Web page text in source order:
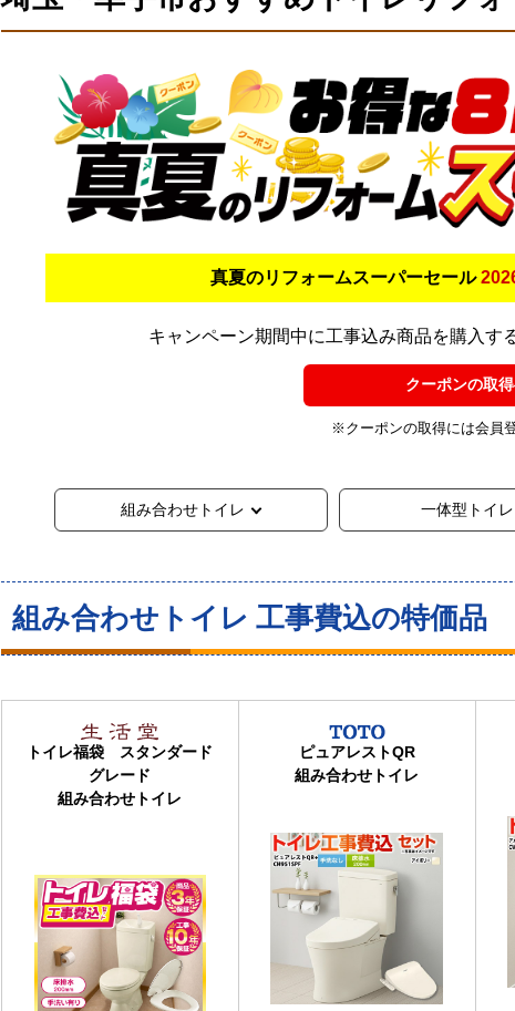
真夏のリフォームスーパーセール
キャンペーン期間中に工事込み商品を購入す
クーポンの取
※クーポンの取得には会員
組み合わせトイレ 一体型トイレ
組み合わせトイレ 工事費込の特価品
トイレ福袋 スタンダード
グレード
組み合わせトイレ
ピュアレストQR
組み合わせトイレ